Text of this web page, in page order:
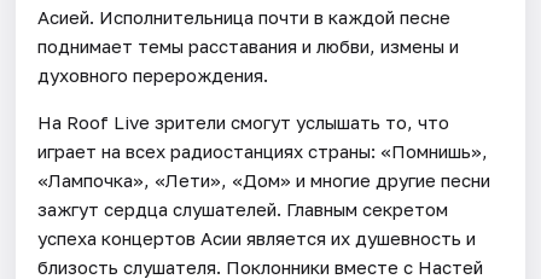
Асией. Исполнительница почти в каждой песне
поднимает темы расставания и любви, измены и
духовного перерождения.
На Roof Live зрители смогут услышать то, что
играет на всех радиостанциях страны: «Помнишь»,
«Лампочка», «Лети», «Дом» и многие другие песни
зажгут сердца слушателей. Главным секретом
успеха концертов Асии является их душевность и
близость слушателя. Поклонники вместе с Настей